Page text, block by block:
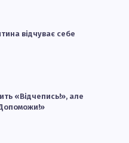
відчуває себе
«Відчепись!», але